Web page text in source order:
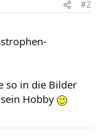
#2
so in die Bilder
Hobby